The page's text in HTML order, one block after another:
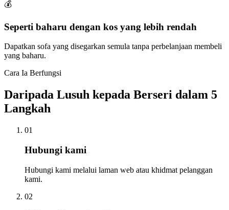
💰
Seperti baharu dengan kos yang lebih rendah
Dapatkan sofa yang disegarkan semula tanpa perbelanjaan membeli
yang baharu.
Cara Ia Berfungsi
Daripada Lusuh kepada Berseri dalam 5
Langkah
01
Hubungi kami
Hubungi kami melalui laman web atau khidmat pelanggan
kami.
02